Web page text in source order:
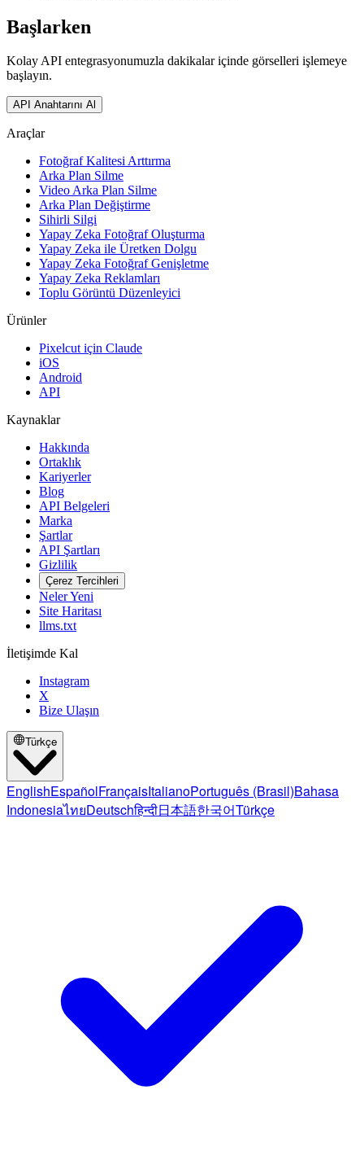
Başlarken
Kolay API entegrasyonumuzla dakikalar içinde görselleri işlemeye
başlayın.
API Anahtarını Al
Araçlar
Fotoğraf Kalitesi Arttırma
Arka Plan Silme
Video Arka Plan Silme
Arka Plan Değiştirme
Sihirli Silgi
Yapay Zeka Fotoğraf Oluşturma
Yapay Zeka ile Üretken Dolgu
Yapay Zeka Fotoğraf Genişletme
Yapay Zeka Reklamları
Toplu Görüntü Düzenleyici
Ürünler
Pixelcut için Claude
iOS
Android
API
Kaynaklar
Hakkında
Ortaklık
Kariyerler
Blog
API Belgeleri
Marka
Şartlar
API Şartları
Gizlilik
Çerez Tercihleri
Neler Yeni
Site Haritası
llms.txt
İletişimde Kal
Instagram
X
Bize Ulaşın
Türkçe
EnglishEspañolFrançaisItalianoPortuguês (Brasil)Bahasa
IndonesiaไทยDeutschहिन्दी日本語한국어Türkçe